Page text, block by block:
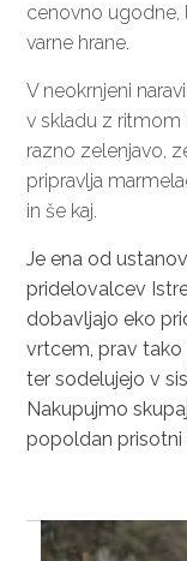
cenovno ugodne,
varne hrane.
V neokrnjeni
v skladu z ritmom
razno zelenjavo,
pripravlja
in še kaj.
Je ena od
pridelovalcev
dobavljajo eko
vrtcem, prav
ter sodelujejo v
Nakupujmo
popoldan prisotni